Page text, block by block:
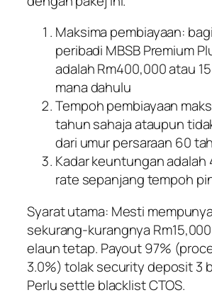
Maksima pembiayaan:
peribadi MBSB Premium
adalah Rm400,000 atau
mana dahulu
Tempoh pembiayaan
tahun sahaja ataupun
dari umur persaraan 60
Kadar keuntungan adalah
rate sepanjang tempoh
Syarat utama: Mesti
sekurang-kurangnya
elaun tetap. Payout 97%
3.0%) tolak security deposit 3
Perlu settle blacklist CTOS.